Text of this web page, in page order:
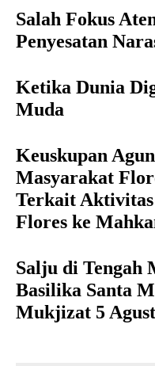
Salah Fokus
Penyesatan
Ketika Dunia
Muda
Keuskupan
Masyarakat
Terkait
Flores ke
Salju di Tengah
Basilika Santa
Mukjizat 5